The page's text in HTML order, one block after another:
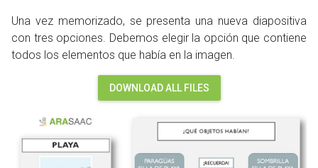
Una vez memorizado, se presenta una nueva diapositiva
con tres opciones. Debemos elegir la opción que contiene
todos los elementos que había en la imagen.
DOWNLOAD ALL FILES